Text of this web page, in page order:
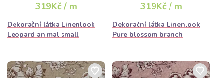
319Kč / m
Dekorační látka Linenlook
Leopard animal small
319Kč / m
Dekorační látka Linenlook
Pure blossom branch